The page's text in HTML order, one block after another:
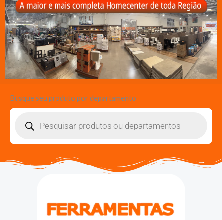
Busque seu produto por departamento
Pesquisar